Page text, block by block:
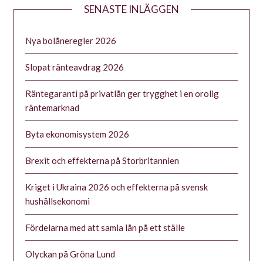
SENASTE INLÄGGEN
Nya bolåneregler 2026
Slopat ränteavdrag 2026
Räntegaranti på privatlån ger trygghet i en orolig
räntemarknad
Byta ekonomisystem 2026
Brexit och effekterna på Storbritannien
Kriget i Ukraina 2026 och effekterna på svensk
hushållsekonomi
Fördelarna med att samla lån på ett ställe
Olyckan på Gröna Lund